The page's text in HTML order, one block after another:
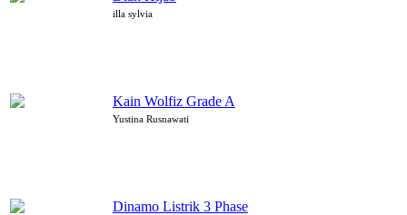
illa sylvia
Kain Wolfiz Grade A
Yustina Rusnawati
Dinamo Listrik 3 Phase